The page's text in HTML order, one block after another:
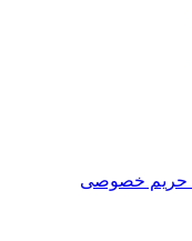
خصوصی